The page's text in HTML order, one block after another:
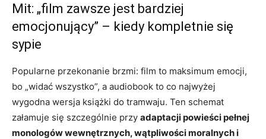
Mit: „film zawsze jest bardziej
emocjonujący” – kiedy kompletnie się
sypie
Popularne przekonanie brzmi: film to maksimum emocji,
bo „widać wszystko”, a audiobook to co najwyżej
wygodna wersja książki do tramwaju. Ten schemat
załamuje się szczególnie przy adaptacji powieści pełnej
monologów wewnętrznych, wątpliwości moralnych i